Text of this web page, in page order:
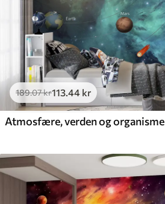
189.07kr113.44 kr
Atmosfære, verden og organisme